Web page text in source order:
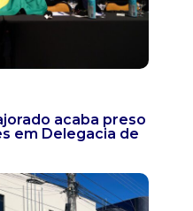
acaba preso
em Delegacia de